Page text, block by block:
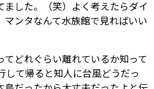
ました。（笑）よく考えたらダイ
マンタなんて水族館で見ればいい
てどれぐらい離れているか知って
して帰ると知人に台風どうだっ